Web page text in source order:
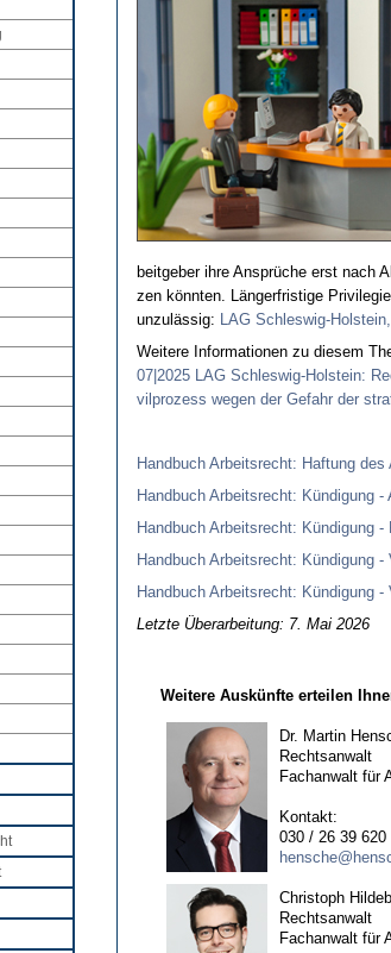
beit­ge­ber ih­re An­sprü­che erst nach
zen könn­ten. Län­ger­fris­ti­ge
un­zu­läs­sig: LAG Schles­wig-
Wei­te­re In­for­ma­tio­nen zu die­sem
07|2025 LAG Schles­wig-Hol­stein:
vil­pro­zess we­gen der Ge­fahr der
Hand­buch Ar­beits­recht: Haf­tung des
Hand­buch Ar­beits­recht: Kün­di­gung
Hand­buch Ar­beits­recht: Kün­di­gung
Hand­buch Ar­beits­recht: Kün­di­gung -
Hand­buch Ar­beits­recht: Kün­di­gung
Letzte Überarbeitung: 7. Mai 2026
Weitere Auskünfte erteilen
Dr. Martin
Rechtsanwalt
Fachanwalt für
Kontakt:
030 / 26 39 620
Christoph
Rechtsanwalt
Fachanwalt für